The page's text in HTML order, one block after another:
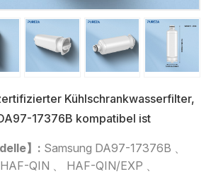
Kühlschrankwasserfilter,
17376B kompatibel ist
】: Samsung DA97-17376B 、
QIN 、 HAF-QIN/EXP 、